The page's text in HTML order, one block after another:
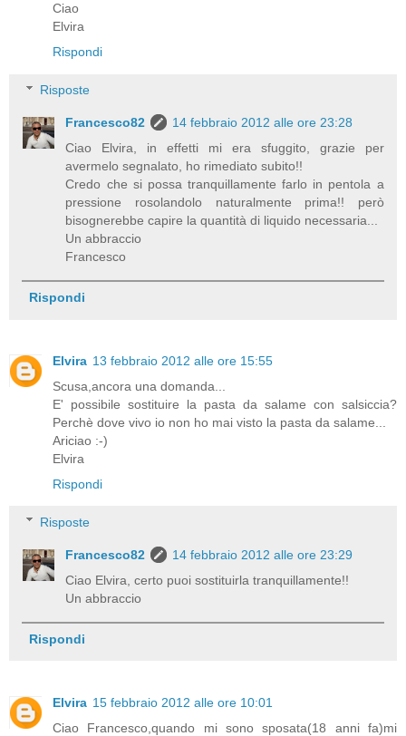
Ciao
Elvira
Rispondi
Risposte
Francesco82
14 febbraio 2012 alle ore 23:28
Ciao Elvira, in effetti mi era sfuggito, grazie per
avermelo segnalato, ho rimediato subito!!
Credo che si possa tranquillamente farlo in pentola a
pressione rosolandolo naturalmente prima!! però
bisognerebbe capire la quantità di liquido necessaria...
Un abbraccio
Francesco
Rispondi
Elvira 13 febbraio 2012 alle ore 15:55
Scusa,ancora una domanda...
E' possibile sostituire la pasta da salame con salsiccia?
Perchè dove vivo io non ho mai visto la pasta da salame...
Ariciao :-)
Elvira
Rispondi
Risposte
Francesco82
14 febbraio 2012 alle ore 23:29
Ciao Elvira, certo puoi sostituirla tranquillamente!!
Un abbraccio
Rispondi
Elvira 15 febbraio 2012 alle ore 10:01
Ciao Francesco,quando mi sono sposata(18 anni fa)mi